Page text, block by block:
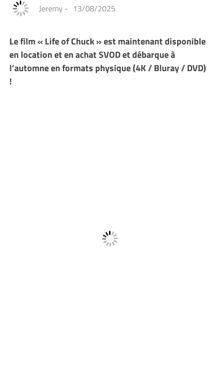
Jeremy - 13/08/2025
Le film « Life of Chuck » est maintenant disponible
en location et en achat SVOD et débarque à
l’automne en formats physique (4K / Bluray / DVD)
!